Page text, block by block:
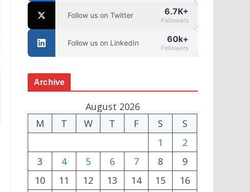
Follow us on Twitter 6.7K+
Followers
Follow us on LinkedIn 60k+
Followers
Archive
August 2026
M
T W T F S
S
1
2
3
4 5 6 7 8
9
10
11 12 13 14 15
16